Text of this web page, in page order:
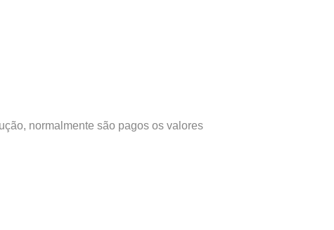
normalmente são pagos os valores